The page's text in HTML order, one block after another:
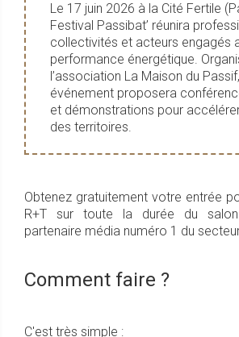
Le 17 juin 2026 à la Cité Fertile
Festival Passibat’ réunira
collectivités et acteurs engagés
performance énergétique.
l’association La Maison du
événement proposera
et démonstrations pour
des territoires.
Obtenez gratuitement votre entrée
R+T sur toute la durée du
partenaire média numéro 1 du
Comment faire ?
C'est très simple :